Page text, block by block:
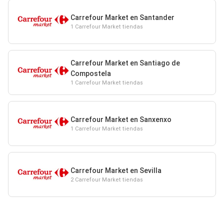
Carrefour Market en Santander
1 Carrefour Market tiendas
Carrefour Market en Santiago de
Compostela
1 Carrefour Market tiendas
Carrefour Market en Sanxenxo
1 Carrefour Market tiendas
Carrefour Market en Sevilla
2 Carrefour Market tiendas